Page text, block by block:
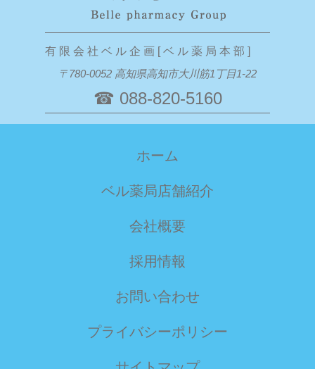
有 限 会 社 ベ ル 企 画 [ ベ ル 薬 局 本 部 ]
〒780-0052 高知県高知市大川筋1丁目1-22
☎ 088-820-5160
ホーム
ベル薬局店舗紹介
会社概要
採用情報
お問い合わせ
プライバシーポリシー